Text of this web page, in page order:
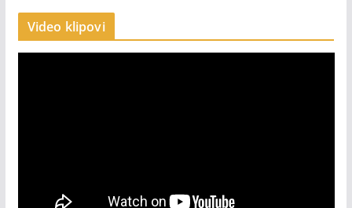
Video klipovi